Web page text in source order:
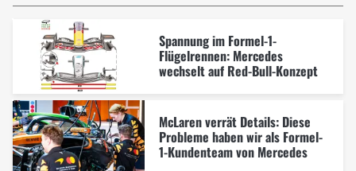
Spannung im Formel-1-
Flügelrennen: Mercedes
wechselt auf Red-Bull-Konzept
McLaren verrät Details: Diese
Probleme haben wir als Formel-
1-Kundenteam von Mercedes